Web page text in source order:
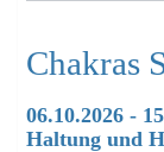
Chakras
06.10.2026 -
Haltung und